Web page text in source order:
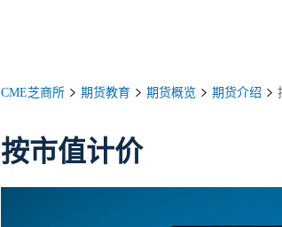
CME芝商所 期货教育 期货概览 期货介绍
按市值计价